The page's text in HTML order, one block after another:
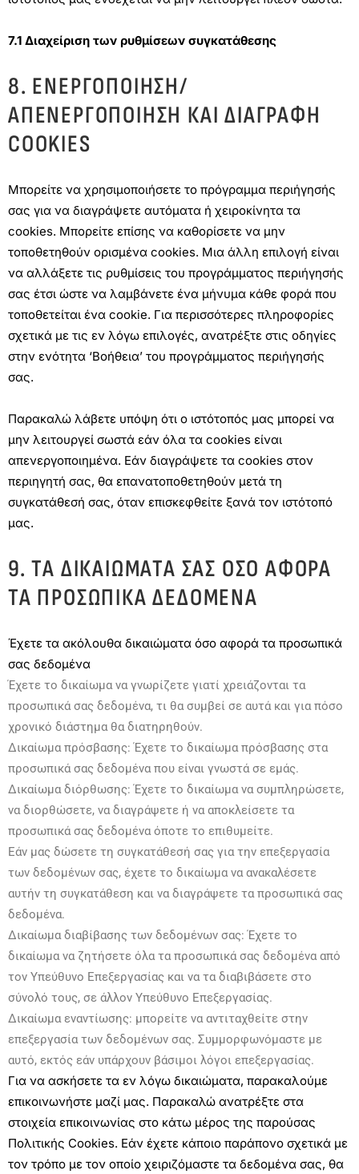
7.1 Διαχείριση των ρυθμίσεων συγκατάθεσης
8. ΕΝΕΡΓΟΠΟΊΗΣΗ/
ΑΠΕΝΕΡΓΟΠΟΊΗΣΗ ΚΑΙ ΔΙΑΓΡΑΦΉ
COOKIES
Μπορείτε να χρησιμοποιήσετε το πρόγραμμα περιήγησής
σας για να διαγράψετε αυτόματα ή χειροκίνητα τα
cookies. Μπορείτε επίσης να καθορίσετε να μην
τοποθετηθούν ορισμένα cookies. Μια άλλη επιλογή είναι
να αλλάξετε τις ρυθμίσεις του προγράμματος περιήγησής
σας έτσι ώστε να λαμβάνετε ένα μήνυμα κάθε φορά που
τοποθετείται ένα cookie. Για περισσότερες πληροφορίες
σχετικά με τις εν λόγω επιλογές, ανατρέξτε στις οδηγίες
στην ενότητα ‘Βοήθεια’ του προγράμματος περιήγησής
σας.
Παρακαλώ λάβετε υπόψη ότι ο ιστότοπός μας μπορεί να
μην λειτουργεί σωστά εάν όλα τα cookies είναι
απενεργοποιημένα. Εάν διαγράψετε τα cookies στον
περιηγητή σας, θα επανατοποθετηθούν μετά τη
συγκατάθεσή σας, όταν επισκεφθείτε ξανά τον ιστότοπό
μας.
9. ΤΑ ΔΙΚΑΙΏΜΑΤΆ ΣΑΣ ΌΣΟ ΑΦΟΡΆ
ΤΑ ΠΡΟΣΩΠΙΚΆ ΔΕΔΟΜΈΝΑ
Έχετε τα ακόλουθα δικαιώματα όσο αφορά τα προσωπικά
σας δεδομένα
Έχετε το δικαίωμα να γνωρίζετε γιατί χρειάζονται τα
προσωπικά σας δεδομένα, τι θα συμβεί σε αυτά και για πόσο
χρονικό διάστημα θα διατηρηθούν.
Δικαίωμα πρόσβασης: Έχετε το δικαίωμα πρόσβασης στα
προσωπικά σας δεδομένα που είναι γνωστά σε εμάς.
Δικαίωμα διόρθωσης: Έχετε το δικαίωμα να συμπληρώσετε,
να διορθώσετε, να διαγράψετε ή να αποκλείσετε τα
προσωπικά σας δεδομένα όποτε το επιθυμείτε.
Εάν μας δώσετε τη συγκατάθεσή σας για την επεξεργασία
των δεδομένων σας, έχετε το δικαίωμα να ανακαλέσετε
αυτήν τη συγκατάθεση και να διαγράψετε τα προσωπικά σας
δεδομένα.
Δικαίωμα διαβίβασης των δεδομένων σας: Έχετε το
δικαίωμα να ζητήσετε όλα τα προσωπικά σας δεδομένα από
τον Υπεύθυνο Επεξεργασίας και να τα διαβιβάσετε στο
σύνολό τους, σε άλλον Υπεύθυνο Επεξεργασίας.
Δικαίωμα εναντίωσης: μπορείτε να αντιταχθείτε στην
επεξεργασία των δεδομένων σας. Συμμορφωνόμαστε με
αυτό, εκτός εάν υπάρχουν βάσιμοι λόγοι επεξεργασίας.
Για να ασκήσετε τα εν λόγω δικαιώματα, παρακαλούμε
επικοινωνήστε μαζί μας. Παρακαλώ ανατρέξτε στα
στοιχεία επικοινωνίας στο κάτω μέρος της παρούσας
Πολιτικής Cookies. Εάν έχετε κάποιο παράπονο σχετικά με
τον τρόπο με τον οποίο χειριζόμαστε τα δεδομένα σας, θα